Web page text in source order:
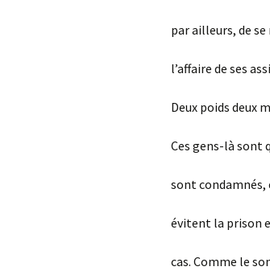
par ailleurs, de
l’affaire de ses
Deux poids deux
Ces gens-là sont
sont
évitent la prison
cas. Comme le